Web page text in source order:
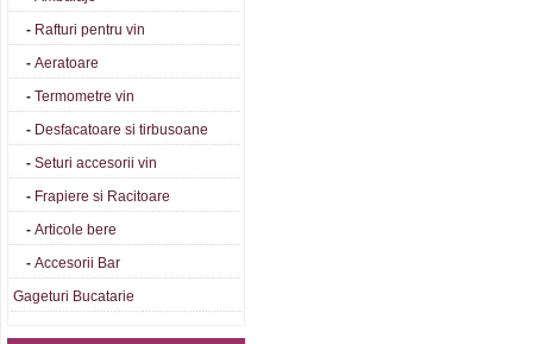
- Rafturi pentru vin
- Aeratoare
- Termometre vin
- Desfacatoare si tirbusoane
- Seturi accesorii vin
- Frapiere si Racitoare
- Articole bere
- Accesorii Bar
Gageturi Bucatarie